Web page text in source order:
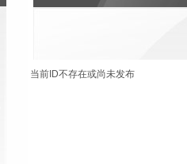
当前ID不存在或尚未发布